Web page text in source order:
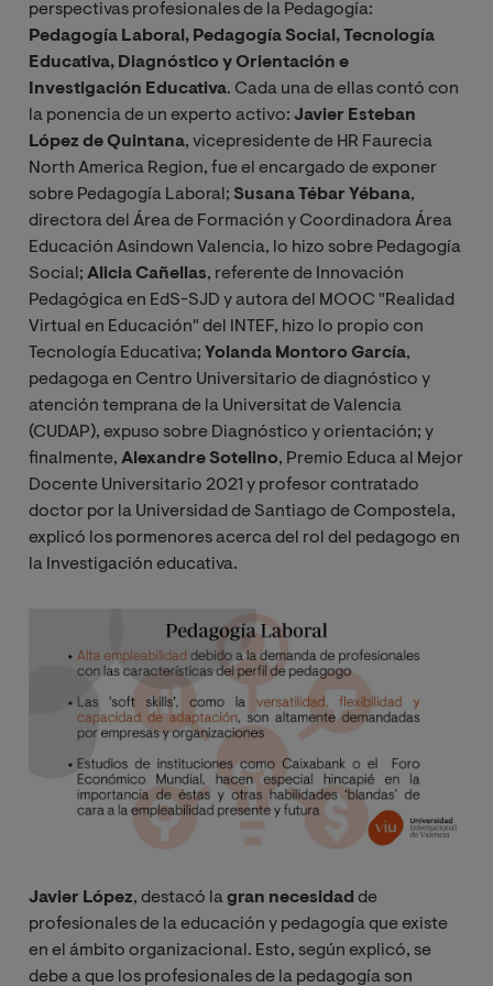
perspectivas profesionales de la Pedagogía:
Pedagogía Laboral, Pedagogía Social, Tecnología
Educativa, Diagnóstico y Orientación e
Investigación Educativa. Cada una de ellas contó con
la ponencia de un experto activo: Javier Esteban
López de Quintana, vicepresidente de HR Faurecia
North America Region, fue el encargado de exponer
sobre Pedagogía Laboral; Susana Tébar Yébana,
directora del Área de Formación y Coordinadora Área
Educación Asindown Valencia, lo hizo sobre Pedagogía
Social; Alicia Cañellas, referente de Innovación
Pedagógica en EdS-SJD y autora del MOOC "Realidad
Virtual en Educación" del INTEF, hizo lo propio con
Tecnología Educativa; Yolanda Montoro García,
pedagoga en Centro Universitario de diagnóstico y
atención temprana de la Universitat de Valencia
(CUDAP), expuso sobre Diagnóstico y orientación; y
finalmente, Alexandre Sotelino, Premio Educa al Mejor
Docente Universitario 2021 y profesor contratado
doctor por la Universidad de Santiago de Compostela,
explicó los pormenores acerca del rol del pedagogo en
la Investigación educativa.
Image
Javier López, destacó lagran necesidad de
profesionales de la educación y pedagogía que existe
en el ámbito organizacional. Esto, según explicó, se
debe a que los profesionales de la pedagogía son